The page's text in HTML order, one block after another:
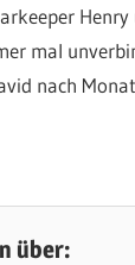
mal
nach
über: